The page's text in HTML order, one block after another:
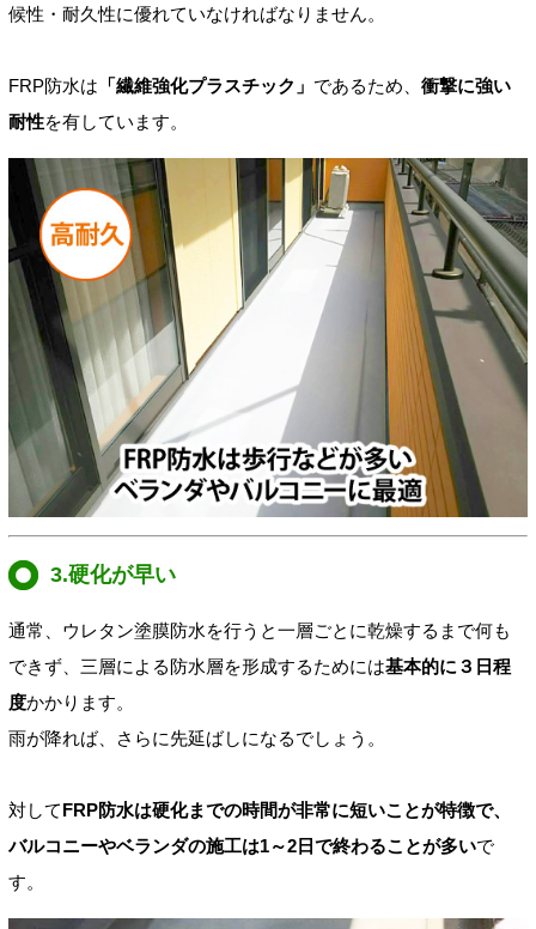
候性・耐久性に優れていなければなりません。
FRP防水は 「繊維強化プラスチック」 であるため、 衝撃に強い
耐性を有しています。
3.硬化が早い
通常、ウレタン塗膜防水を行うと一層ごとに乾燥するまで何も
できず、三層による防水層を形成するためには基本的に３日程
度かかります。
雨が降れば、さらに先延ばしになるでしょう。
対してFRP防水は硬化までの時間が非常に短いことが特徴で、
バルコニーやベランダの施工は1～2日で終わることが多いで
す。